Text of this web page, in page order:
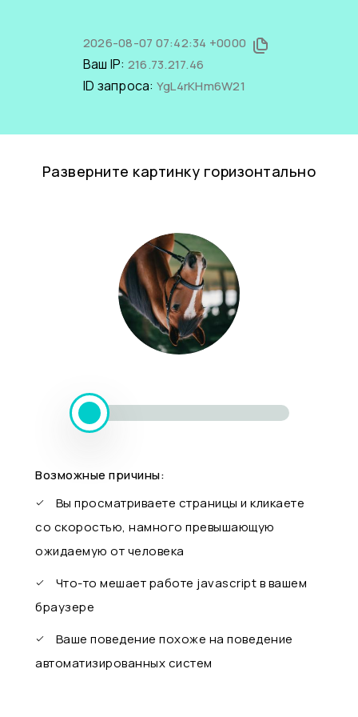
2026-08-07 07:42:34 +0000
Ваш IP: 216.73.217.46
ID запроса: YgL4rKHm6W21
Разверните картинку горизонтально
Возможные причины:
Вы просматриваете страницы и кликаете
со скоростью, намного превышающую
ожидаемую от человека
Что-то мешает работе javascript в вашем
браузере
Ваше поведение похоже на поведение
автоматизированных систем